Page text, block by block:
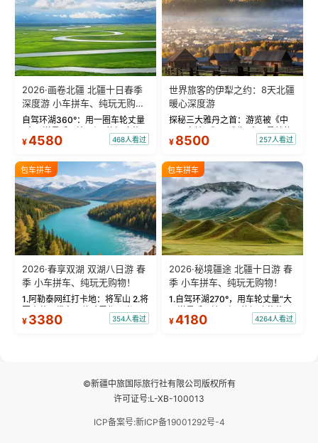
2026·画卷北疆 北疆十日春季
深度游 小车拼车、纯玩无购
物！
自驾环湖360°：用一圈车轮丈量
“大西洋最后一滴眼泪”的极致蔚
蓝。 赛湖旅拍：甄选多款风格服
绝美瞬间。 赛湖坦克300跟车视
频：专业摄影师...
¥4580 468人看过
世界旅客的伊犁之约：8天北疆
暖心深度游
探秘三大雅丹之首：游览被《中
国国家地理》评选为“中国最美的
三大雅丹”第一名的克拉玛依魔鬼
瓦人最大村落——禾木村，欣赏
晨雾与小木...
¥ 8500 257人看过
包车拼车
2026·春享双湖 双湖八日游 春
季 小车拼车、纯玩无购物！
1.阿勒泰网红打卡地：将军山 2.将
军山落日缆车，体验雪都风光 3.
将军山，夕阳派对，蹦迪party 4.
¥ 3380 354人看过
包车拼车
2026·秘境疆途 北疆十日游 春
季 小车拼车、纯玩无购物！
1.自驾环湖270°，用车轮丈量“大
西洋最后一滴眼泪”的极致蔚蓝，
让雪山、花海与深邃湖水在转弯
¥4180 4264人看过
©新疆中旅国际旅行社有限公司版权所有
许可证号:L-XB-100013
ICP备案号:新ICP备19001292号-4